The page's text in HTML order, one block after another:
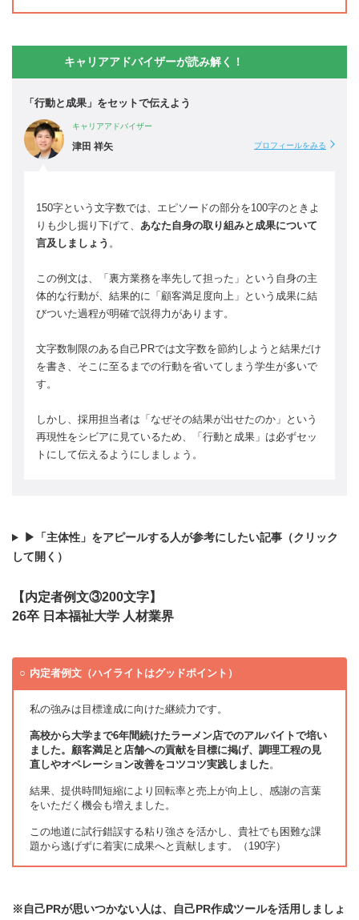
キャリアアドバイザーが読み解く！
「行動と成果」をセットで伝えよう
キャリアアドバイザー
津田 祥矢 プロフィールをみる
150字という文字数では、エピソードの部分を100字のときよ
りも少し掘り下げて、 あなた自身の取り組みと成果について
言及しましょう 。
この例文は、「裏方業務を率先して担った」という自身の主
体的な行動が、結果的に「顧客満足度向上」という成果に結
びついた過程が明確で説得力があります。
文字数制限のある自己PRでは文字数を節約しようと結果だけ
を書き、そこに至るまでの行動を省いてしまう学生が多いで
す。
しかし、採用担当者は「なぜその結果が出せたのか」という
再現性をシビアに見ているため、「行動と成果」は必ずセッ
トにして伝えるようにしましょう。
▶「主体性」をアピールする人が参考にしたい記事（クリック
して開く）
【内定者例文③200文字】
26卒 日本福祉大学 人材業界
内定者例文（ハイライトはグッドポイント）
私の強みは目標達成に向けた継続力です。
高校から大学まで6年間続けたラーメン店でのアルバイトで培い
ました。顧客満足と店舗への貢献を目標に掲げ、調理工程の見
直しやオペレーション改善をコツコツ実践しました 。
結果、提供時間短縮により回転率と売上が向上し、感謝の言葉
をいただく機会も増えました。
この地道に試行錯誤する粘り強さを活かし、貴社でも困難な課
題から逃げずに着実に成果へと貢献します。（190字）
※自己PRが思いつかない人は、自己PR作成ツールを活用しましょ